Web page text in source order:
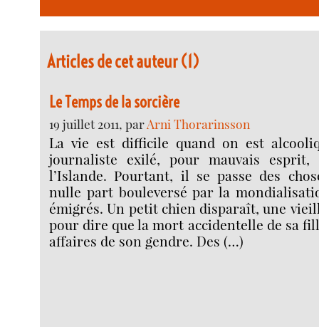
Articles de cet auteur (1)
Le Temps de la sorcière
19 juillet 2011, parArni Thorarinsson
La vie est difficile quand on est
journaliste exilé, pour mauvais
l’Islande. Pourtant, il se passe des
nulle part bouleversé par la
émigrés. Un petit chien disparaît, une
pour dire que la mort accidentelle de sa
affaires de son gendre. Des (…)